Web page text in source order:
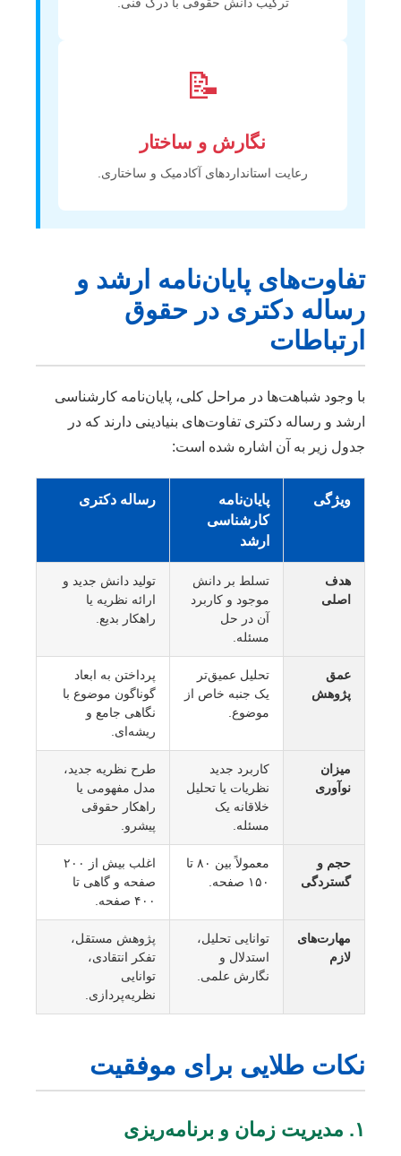
📝
نگارش و ساختار
رعایت استانداردهای آکادمیک و ساختاری.
تفاوت‌های پایان‌نامه ارشد و
رساله دکتری در حقوق
ارتباطات
با وجود شباهت‌ها در مراحل کلی، پایان‌نامه کارشناسی
ارشد و رساله دکتری تفاوت‌های بنیادینی دارند که در
جدول زیر به آن اشاره شده است:
ویژگی
پایان‌نامه
کارشناسی
ارشد
رساله دکتری
هدف
اصلی
تسلط بر دانش
موجود و کاربرد
آن در حل
مسئله.
تولید دانش جدید و
ارائه نظریه یا
راهکار بدیع.
عمق
پژوهش
تحلیل عمیق‌تر
یک جنبه خاص از
موضوع.
پرداختن به ابعاد
گوناگون موضوع با
نگاهی جامع و
ریشه‌ای.
میزان
نوآوری
کاربرد جدید
نظریات یا تحلیل
خلاقانه یک
مسئله.
طرح نظریه جدید،
مدل مفهومی یا
راهکار حقوقی
پیشرو.
حجم و
گستردگی
معمولاً بین ۸۰ تا
۱۵۰ صفحه.
اغلب بیش از ۲۰۰
صفحه و گاهی تا
۴۰۰ صفحه.
مهارت‌های
لازم
توانایی تحلیل،
استدلال و
نگارش علمی.
پژوهش مستقل،
تفکر انتقادی،
توانایی
نظریه‌پردازی.
نکات طلایی برای موفقیت
۱. مدیریت زمان و برنامه‌ریزی